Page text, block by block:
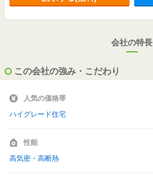
会社の特長
この会社の強み・こだわり
人気の価格帯
ハイグレード住宅
性能
高気密・高断熱